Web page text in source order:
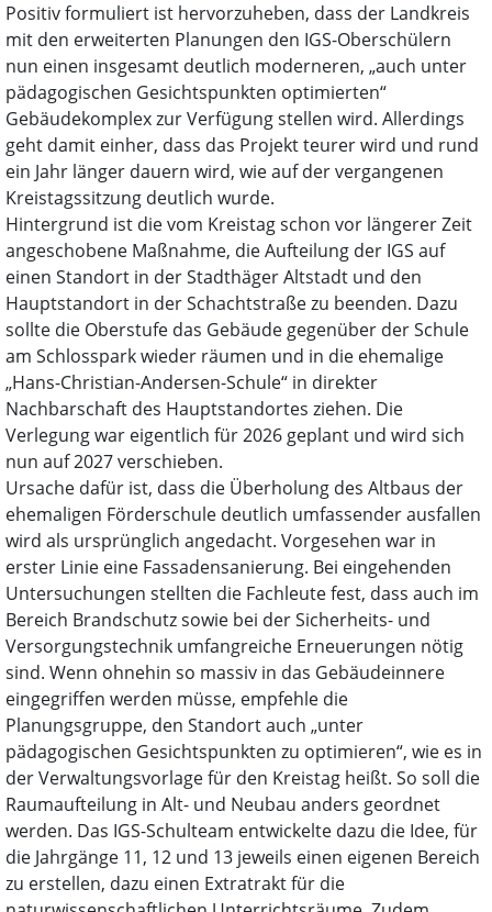
Positiv formuliert ist hervorzuheben, dass der Landkreis
mit den erweiterten Planungen den IGS-Oberschülern
nun einen insgesamt deutlich moderneren, „auch unter
pädagogischen Gesichtspunkten optimierten“
Gebäudekomplex zur Verfügung stellen wird. Allerdings
geht damit einher, dass das Projekt teurer wird und rund
ein Jahr länger dauern wird, wie auf der vergangenen
Kreistagssitzung deutlich wurde.
Hintergrund ist die vom Kreistag schon vor längerer Zeit
angeschobene Maßnahme, die Aufteilung der IGS auf
einen Standort in der Stadthäger Altstadt und den
Hauptstandort in der Schachtstraße zu beenden. Dazu
sollte die Oberstufe das Gebäude gegenüber der Schule
am Schlosspark wieder räumen und in die ehemalige
„Hans-Christian-Andersen-Schule“ in direkter
Nachbarschaft des Hauptstandortes ziehen. Die
Verlegung war eigentlich für 2026 geplant und wird sich
nun auf 2027 verschieben.
Ursache dafür ist, dass die Überholung des Altbaus der
ehemaligen Förderschule deutlich umfassender ausfallen
wird als ursprünglich angedacht. Vorgesehen war in
erster Linie eine Fassadensanierung. Bei eingehenden
Untersuchungen stellten die Fachleute fest, dass auch im
Bereich Brandschutz sowie bei der Sicherheits- und
Versorgungstechnik umfangreiche Erneuerungen nötig
sind. Wenn ohnehin so massiv in das Gebäudeinnere
eingegriffen werden müsse, empfehle die
Planungsgruppe, den Standort auch „unter
pädagogischen Gesichtspunkten zu optimieren“, wie es in
der Verwaltungsvorlage für den Kreistag heißt. So soll die
Raumaufteilung in Alt- und Neubau anders geordnet
werden. Das IGS-Schulteam entwickelte dazu die Idee, für
die Jahrgänge 11, 12 und 13 jeweils einen eigenen Bereich
zu erstellen, dazu einen Extratrakt für die